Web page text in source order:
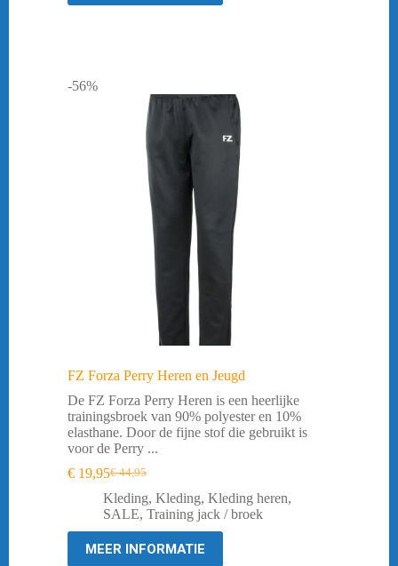
-56%
FZ Forza Perry Heren en Jeugd
De FZ Forza Perry Heren is een heerlijke
trainingsbroek van 90% polyester en 10%
elasthane. Door de fijne stof die gebruikt is
voor de Perry ...
€44,95
Oorspronkelijke
prijs
was:
€ 19,95Huidige
prijs
is:
Kleding, Kleding, Kleding heren,
SALE, Training jack / broek
MEER INFORMATIE